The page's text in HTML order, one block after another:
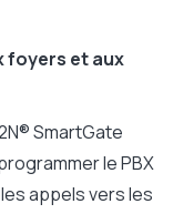
foyers et aux
SmartGate
le PBX
appels vers les